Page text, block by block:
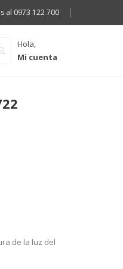
al 0973 122 700
Hola,
Mi cuenta
de la luz del